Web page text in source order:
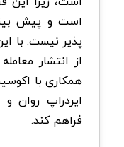
است و پیش
پذیر نیست. با
ایردراپ روان
فراهم کند.